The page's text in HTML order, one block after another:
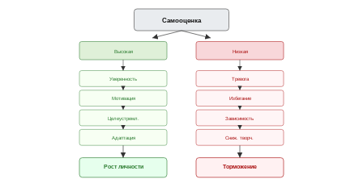
Самооценка
Высокая Низкая
Уверенность
Мотивация
Целеустремл.
Адаптация
Тревога
Избегание
Зависимость
Сниж. творч.
Рост личности Торможение